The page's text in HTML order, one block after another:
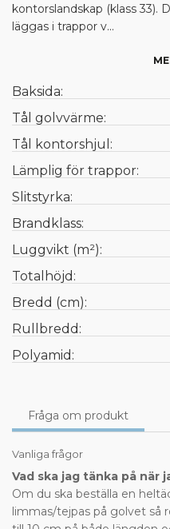
kontorslandskap (klass 33).
läggas i trappor v...
Baksida:
Tål golvvärme:
Tål kontorshjul:
Lämplig för trappor:
Slitstyrka:
Brandklass:
Luggvikt (m²):
Totalhöjd:
Bredd (cm):
Rullbredd:
Polyamid:
Fråga om produkt
Vanliga frågor
Vad ska jag tänka på när
Om du ska beställa en
limmas/tejpas på golvet så